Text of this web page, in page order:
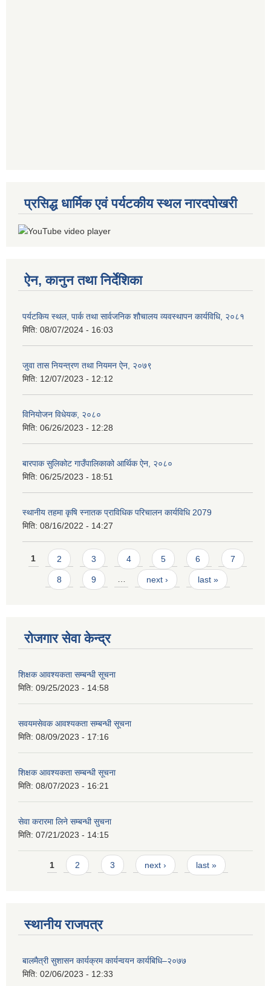
प्रसिद्ध धार्मिक एवं पर्यटकीय स्थल नारदपोखरी
ऐन, कानुन तथा निर्देशिका
पर्यटकिय स्थल, पार्क तथा सार्वजनिक शौचालय व्यवस्थापन कार्यविधि, २०८१
मिति: 08/07/2024 - 16:03
जुवा तास नियन्त्रण तथा नियमन ऐन, २०७९
मिति: 12/07/2023 - 12:12
विनियोजन विधेयक, २०८०
मिति: 06/26/2023 - 12:28
बारपाक सुलिकोट गाउँपालिकाको आर्थिक ऐन, २०८०
मिति: 06/25/2023 - 18:51
स्थानीय तहमा कृषि स्नातक प्राविधिक परिचालन कार्यविधि 2079
मिति: 08/16/2022 - 14:27
Pages
1 2 3 4 5 6 7
8 9 … next › last »
रोजगार सेवा केन्द्र
शिक्षक आवश्यकता सम्बन्धी सूचना
मिति: 09/25/2023 - 14:58
सवयमसेवक आवश्यकता सम्बन्धी सूचना
मिति: 08/09/2023 - 17:16
शिक्षक आवश्यकता सम्बन्धी सूचना
मिति: 08/07/2023 - 16:21
सेवा करारमा लिने सम्बन्धी सुचना
मिति: 07/21/2023 - 14:15
Pages
1 2 3 next › last »
स्थानीय राजपत्र
बालमैत्री सुशासन कार्यक्रम कार्यन्वयन कार्यबिधि–२०७७
मिति: 02/06/2023 - 12:33